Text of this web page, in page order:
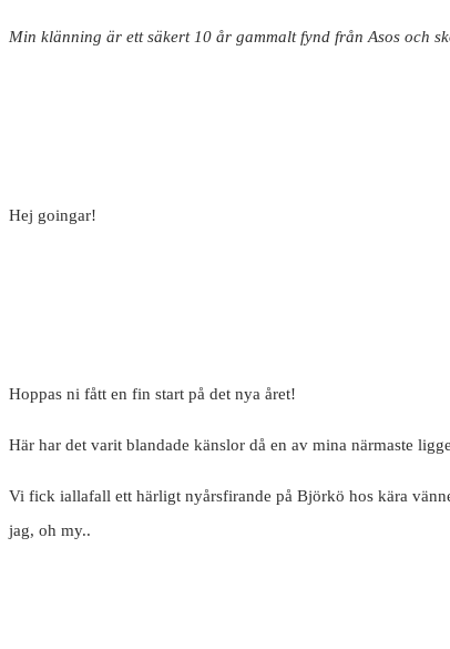
Min klänning är ett säkert 10 år gammalt fynd från Asos och
Hej goingar!
Hoppas ni fått en fin start på det nya året!
Här har det varit blandade känslor då en av mina närmaste
Vi fick iallafall ett härligt nyårsfirande på Björkö hos kära
jag, oh my..